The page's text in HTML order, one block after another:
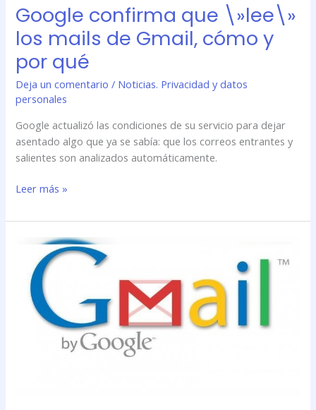
Google confirma que \»lee\»
los mails de Gmail, cómo y
por qué
Deja un comentario / Noticias. Privacidad y datos
personales
Google actualizó las condiciones de su servicio para dejar
asentado algo que ya se sabía: que los correos entrantes y
salientes son analizados automáticamente.
Leer más »
correo
electrónico